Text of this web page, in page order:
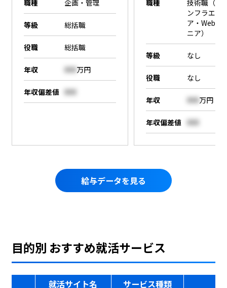
職種 企画・管理
等級 総括職
役職 総括職
年収 000万円
年収偏差値 000
職種
技術職（SE
ンフラエン
ア・Webエ
ニア）
等級 なし
役職 なし
年収 000万円
年収偏差値 000
給与データを見る
目的別 おすすめ就活サービス
就活サイト名
サービス種類